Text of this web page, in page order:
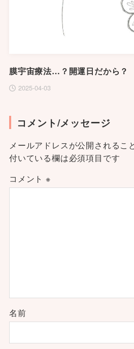
膜宇宙療法…？開運日だから？
2025-04-03
コメント/メッセージ
メールアドレスが公開されるこ
付いている欄は必須項目です
コメント ※
名前